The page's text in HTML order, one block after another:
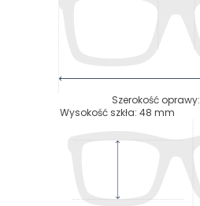
Szerokość oprawy:
Wysokość szkła: 48 mm